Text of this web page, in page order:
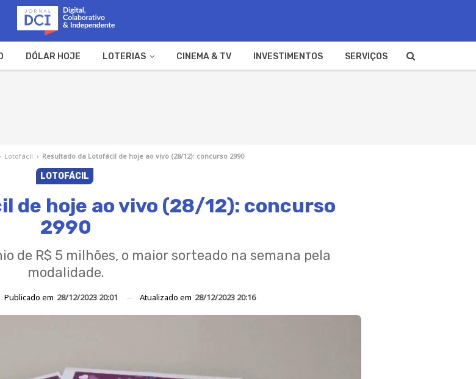
DÓLAR HOJE LOTERIAS CINEMA & TV INVESTIMENTOS SERVIÇOS
Lotofácil › Resultado da Lotofácil de hoje ao vivo (28/12): concurso 2990
LOTOFÁCIL
de hoje ao vivo (28/12): concurso
2990
de R$ 5 milhões, o maior sorteado na semana pela
modalidade.
Publicado em 28/12/2023 20:01 Atualizado em 28/12/2023 20:16